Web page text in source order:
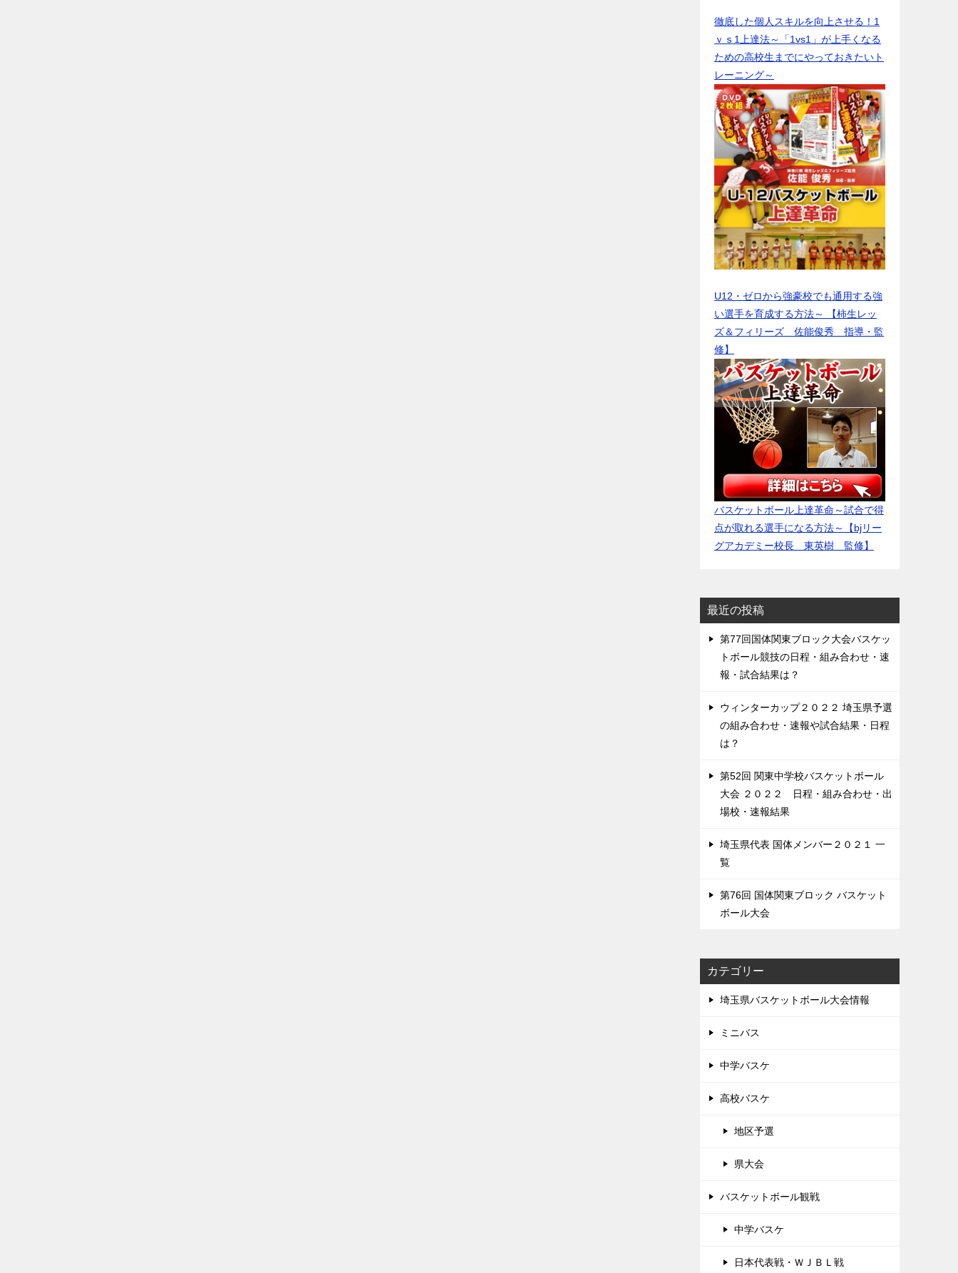
徹底した個人スキルを向上させる！1
ｖｓ1上達法～「1vs1」が上手くなる
ための高校生までにやっておきたいト
レーニング～
U12・ゼロから強豪校でも通用する強
い選手を育成する方法～ 【柿生レッ
ズ＆フィリーズ 佐能俊秀 指導・監
修】
バスケットボール上達革命～試合で得
点が取れる選手になる方法～【bjリー
グアカデミー校長 東英樹 監修】
最近の投稿
第77回国体関東ブロック大会バスケッ
トボール競技の日程・組み合わせ・速
報・試合結果は？
ウィンターカップ２０２２ 埼玉県予選
の組み合わせ・速報や試合結果・日程
は？
第52回 関東中学校バスケットボール
大会 ２０２２ 日程・組み合わせ・出
場校・速報結果
埼玉県代表 国体メンバー２０２１ 一
覧
第76回 国体関東ブロック バスケット
ボール大会
カテゴリー
埼玉県バスケットボール大会情報
ミニバス
中学バスケ
高校バスケ
地区予選
県大会
バスケットボール観戦
中学バスケ
日本代表戦・ＷＪＢＬ戦